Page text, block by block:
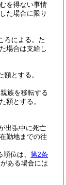
を得ない事情
た場合に限り
ろによる。 た
場合は支給し
とする。
族を移転する
額とする。
出張中に死亡
勤地までの往
位は、 第2条
ある場合には